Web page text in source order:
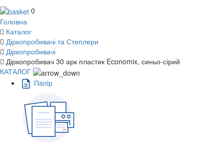
0
Головна
Каталог
Діркопробивачі та Степлери
Діркопробивачі
Діркопробивач 30 арк пластик Economix, синьо-сірий
КАТАЛОГ
Пaпiр